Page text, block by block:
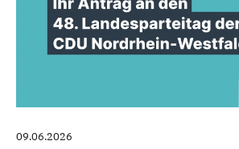
09.06.2026